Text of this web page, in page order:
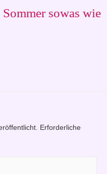
sowas wie
Erforderliche